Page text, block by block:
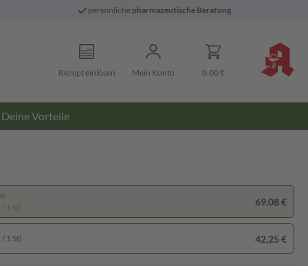
persönliche pharmazeutische Beratung
Rezept einlösen Mein Konto 0,00 €
Deine Vorteile
1 St)
69,08 €
1 St) 42,25 €